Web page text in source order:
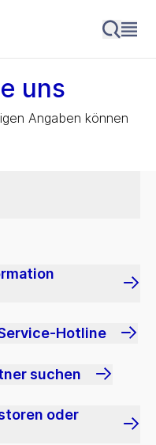
uns
Angaben können
Hotline
suchen
oder